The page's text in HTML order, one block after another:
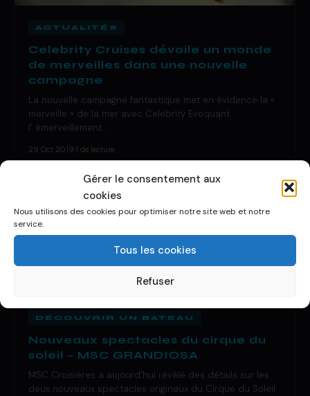
Gérer le consentement aux
cookies
Nous utilisons des cookies pour optimiser notre site web et notre
service.
Tous les cookies
Refuser
ACTUALITÉS
Celebrity Cruises dévoile un monde
de merveilles dans une nouvelle
campagne
La nouvelle campagne fantastique met en évidence la «
merveille » de la mer avec Celebrity Evoquant
l’ émerveillement…
29 Oct 2019 1 de lecture
DÉCOUVRIR UN BATEAU
Nouveaux spectacles du cirque du
soleil – MSC GRANDIOSA
MSC Croisières a aujourd’hui révélé des détails sur les
deux nouveaux spectacles originaux du Cirque du Soleil